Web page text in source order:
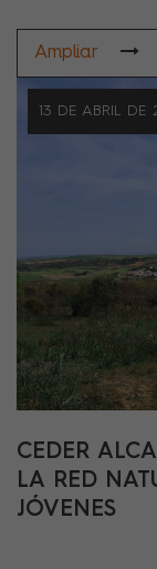
Ampliar
13 DE ABRIL DE
CEDER
LA RED
JÓVENES